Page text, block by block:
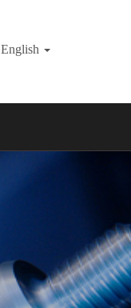
English